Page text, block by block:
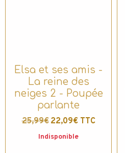
Elsa et ses amis -
La reine des
neiges 2 - Poupée
parlante
25,99€ 22,09€ TTC
Indisponible